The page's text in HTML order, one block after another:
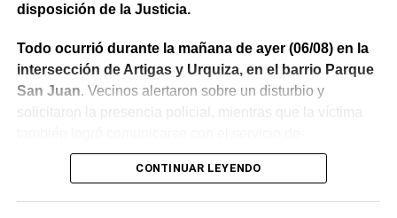
disposición de la Justicia.
Todo ocurrió durante la mañana de ayer (06/08) en la
intersección de Artigas y Urquiza, en el barrio Parque
San Juan. Vecinos alertaron sobre un disturbio y
solicitaron la presencia policial, mientras que la víctima
emergencias para informar lo que estaba ocurriendo.
CONTINUAR LEYENDO